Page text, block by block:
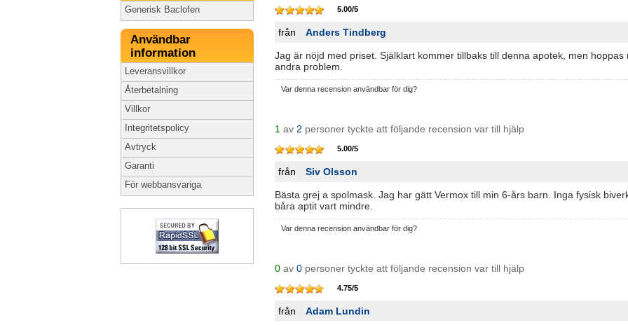
Generisk Baclofen
Användbar
information
Leveransvillkor
Återbetalning
Villkor
Integritetspolicy
Avtryck
Garanti
För webbansvariga
5.00/5
från Anders Tindberg
Jag är nöjd med priset. Själklart kommer tillbaks till denna apotek, men hoppas
andra problem.
Var denna recension användbar för dig?
1 av 2 personer tyckte att följande recension var till hjälp
5.00/5
från Siv Olsson
Bästa grej a spolmask. Jag har gätt Vermox till min 6-års barn. Inga fysisk
båra aptit vart mindre.
Var denna recension användbar för dig?
0 av 0 personer tyckte att följande recension var till hjälp
4.75/5
från Adam Lundin